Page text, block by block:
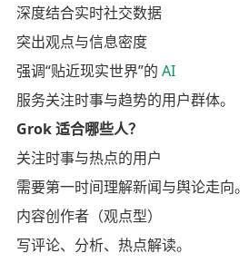
深度结合实时社交数据
突出观点与信息密度
强调“贴近现实世界”的 AI
服务关注时事与趋势的用户群体。
Grok 适合哪些人？
关注时事与热点的用户
需要第一时间理解新闻与舆论走向。
内容创作者（观点型）
写评论、分析、热点解读。